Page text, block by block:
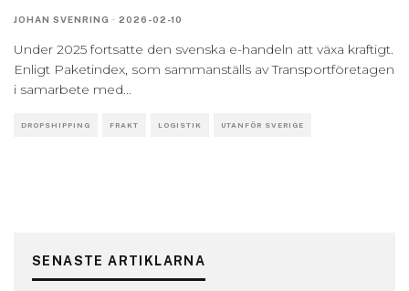
JOHAN SVENRING · 2026-02-10
Under 2025 fortsatte den svenska e-handeln att växa kraftigt.
Enligt Paketindex, som sammanställs av Transportföretagen
i samarbete med...
DROPSHIPPING FRAKT LOGISTIK UTANFÖR SVERIGE
SENASTE ARTIKLARNA